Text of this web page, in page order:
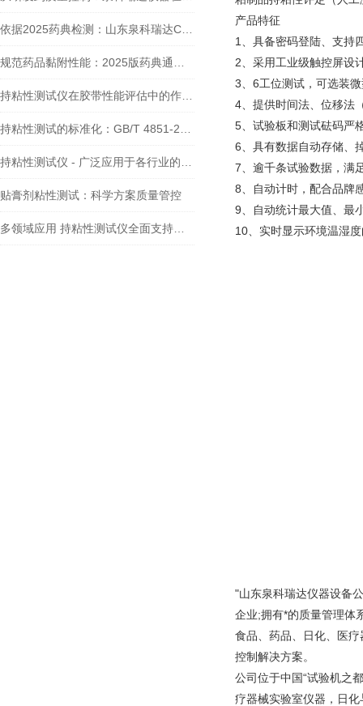
贴膏剂粘性测试：科学方案质量管控
产品特征
1、具备密码登陆、支持
2、采用工业级触控屏设
3、6工位测试，可选装
4、提供时间法、位移法
5、试验板和测试砝码严
6、具有数据自动存储、
7、逾千条试验数据，满
8、自动计时，配合品牌
9、自动统计最大值、最
10、实时显示环境温湿
"山东泉科瑞达仪器设备
企业;拥有*的质量管理体
食品、药品、日化、医
控制解决方案。
公司位于中国“试验机之
疗器械实验室仪器，日